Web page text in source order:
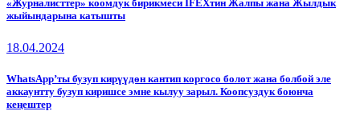
«Журналисттер» коомдук бирикмеси IFEXтин Жалпы жана Жылдык
жыйындарына катышты
18.04.2024
WhatsApp’ты бузуп кирүүдөн кантип коргосо болот жана болбой эле
аккаунтту бузуп киришсе эмне кылуу зарыл. Коопсуздук боюнча
кеңештер